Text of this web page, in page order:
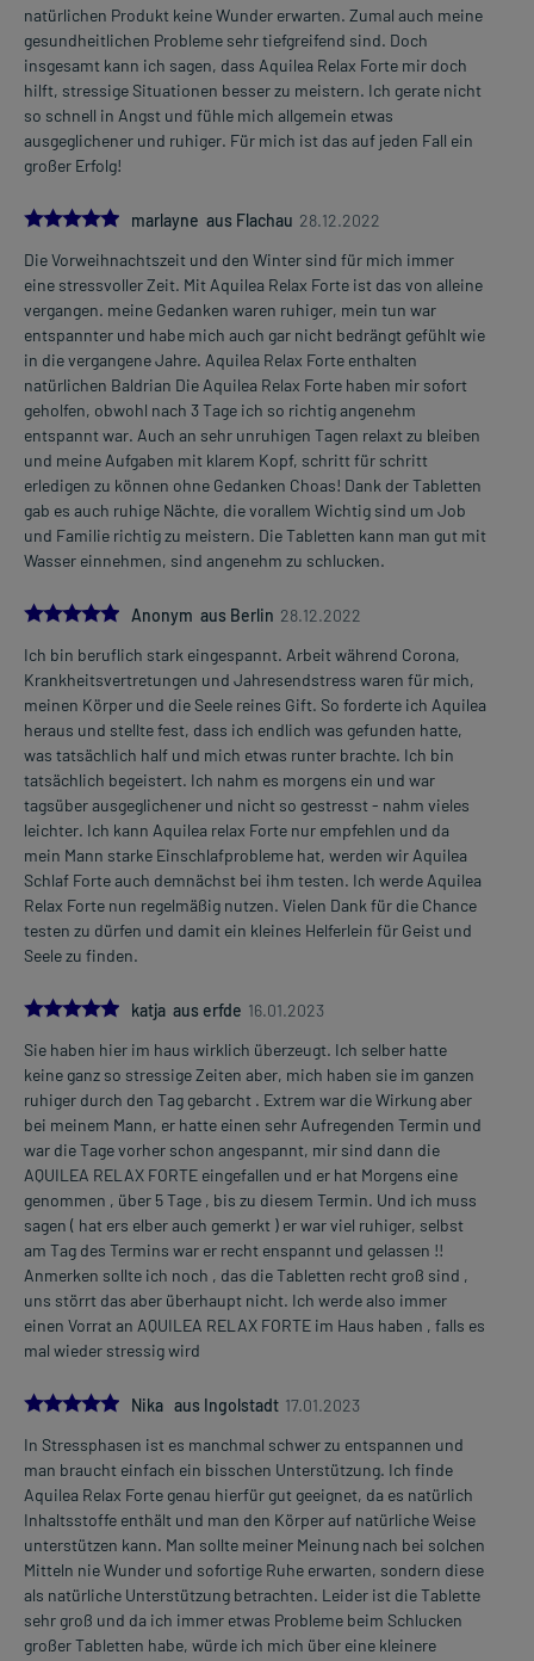
natürlichen Produkt keine Wunder erwarten. Zumal auch meine
gesundheitlichen Probleme sehr tiefgreifend sind. Doch
insgesamt kann ich sagen, dass Aquilea Relax Forte mir doch
hilft, stressige Situationen besser zu meistern. Ich gerate nicht
so schnell in Angst und fühle mich allgemein etwas
ausgeglichener und ruhiger. Für mich ist das auf jeden Fall ein
großer Erfolg!
5.0
marlayne aus Flachau 28.12.2022
Die Vorweihnachtszeit und den Winter sind für mich immer
eine stressvoller Zeit. Mit Aquilea Relax Forte ist das von alleine
vergangen. meine Gedanken waren ruhiger, mein tun war
entspannter und habe mich auch gar nicht bedrängt gefühlt wie
in die vergangene Jahre. Aquilea Relax Forte enthalten
natürlichen Baldrian Die Aquilea Relax Forte haben mir sofort
geholfen, obwohl nach 3 Tage ich so richtig angenehm
entspannt war. Auch an sehr unruhigen Tagen relaxt zu bleiben
und meine Aufgaben mit klarem Kopf, schritt für schritt
erledigen zu können ohne Gedanken Choas! Dank der Tabletten
gab es auch ruhige Nächte, die vorallem Wichtig sind um Job
und Familie richtig zu meistern. Die Tabletten kann man gut mit
Wasser einnehmen, sind angenehm zu schlucken.
5.0Anonym aus Berlin 28.12.2022
Ich bin beruflich stark eingespannt. Arbeit während Corona,
Krankheitsvertretungen und Jahresendstress waren für mich,
meinen Körper und die Seele reines Gift. So forderte ich Aquilea
heraus und stellte fest, dass ich endlich was gefunden hatte,
was tatsächlich half und mich etwas runter brachte. Ich bin
tatsächlich begeistert. Ich nahm es morgens ein und war
tagsüber ausgeglichener und nicht so gestresst - nahm vieles
leichter. Ich kann Aquilea relax Forte nur empfehlen und da
mein Mann starke Einschlafprobleme hat, werden wir Aquilea
Schlaf Forte auch demnächst bei ihm testen. Ich werde Aquilea
Relax Forte nun regelmäßig nutzen. Vielen Dank für die Chance
testen zu dürfen und damit ein kleines Helferlein für Geist und
Seele zu finden.
5.0
katja aus erfde 16.01.2023
Sie haben hier im haus wirklich überzeugt. Ich selber hatte
keine ganz so stressige Zeiten aber, mich haben sie im ganzen
ruhiger durch den Tag gebarcht . Extrem war die Wirkung aber
bei meinem Mann, er hatte einen sehr Aufregenden Termin und
war die Tage vorher schon angespannt, mir sind dann die
AQUILEA RELAX FORTE eingefallen und er hat Morgens eine
genommen , über 5 Tage , bis zu diesem Termin. Und ich muss
sagen ( hat ers elber auch gemerkt ) er war viel ruhiger, selbst
am Tag des Termins war er recht enspannt und gelassen !!
Anmerken sollte ich noch , das die Tabletten recht groß sind ,
uns störrt das aber überhaupt nicht. Ich werde also immer
einen Vorrat an AQUILEA RELAX FORTE im Haus haben , falls es
mal wieder stressig wird
5.0
Nika aus Ingolstadt 17.01.2023
In Stressphasen ist es manchmal schwer zu entspannen und
man braucht einfach ein bisschen Unterstützung. Ich finde
Aquilea Relax Forte genau hierfür gut geeignet, da es natürlich
Inhaltsstoffe enthält und man den Körper auf natürliche Weise
unterstützen kann. Man sollte meiner Meinung nach bei solchen
Mitteln nie Wunder und sofortige Ruhe erwarten, sondern diese
als natürliche Unterstützung betrachten. Leider ist die Tablette
sehr groß und da ich immer etwas Probleme beim Schlucken
großer Tabletten habe, würde ich mich über eine kleinere